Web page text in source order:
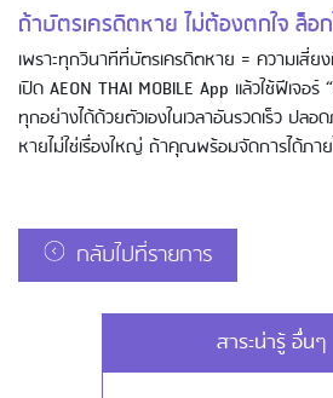
ถ้าบัตรเครดิตหาย ไม่ต้องตกใจ ล็อ
เพราะทุกวินาทีที่บัตรเครดิตหาย = ความเสี่
เปิด AEON THAI MOBILE App แล้วใช้ฟีเจ
ทุกอย่างได้ด้วยตัวเองในเวลาอันรวดเร็ว ปล
หายไม่ใช่เรื่องใหญ่ ถ้าคุณพร้อมจัดการได้ภา
กลับไปที่รายการ
สาระน่ารู้ อื่นๆ
การกดเงินสดผ่านบัตรเครดิ
การจ่ายบิล